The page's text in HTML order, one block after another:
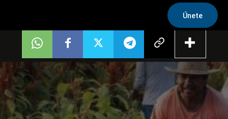
Únete